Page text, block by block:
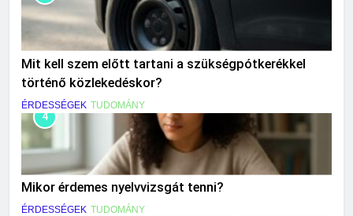
Mit kell szem előtt tartani a szükségpótkerékkel
történő közlekedéskor?
ÉRDESSÉGEK TUDOMÁNY
4
Mikor érdemes nyelvvizsgát tenni?
ÉRDESSÉGEK TUDOMÁNY